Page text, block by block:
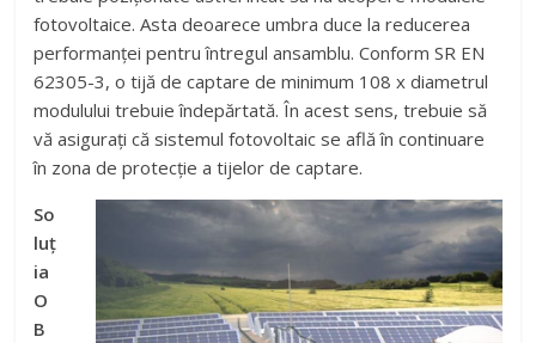
fotovoltaice. Asta deoarece umbra duce la reducerea
performanței pentru întregul ansamblu. Conform SR EN
62305-3, o tijă de captare de minimum 108 x diametrul
modulului trebuie îndepărtată. În acest sens, trebuie să
vă asigurați că sistemul fotovoltaic se află în continuare
în zona de protecție a tijelor de captare.
So
luț
ia
O
B